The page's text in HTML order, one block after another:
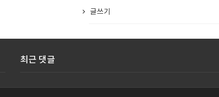
글쓰기
최근 댓글